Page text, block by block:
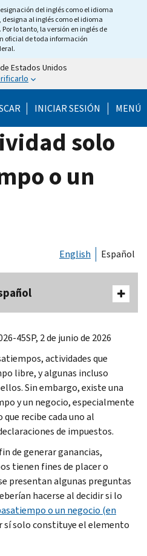
del inglés como el idioma
designa al inglés como el idioma
lo tanto, la versión en inglés de
oficial de toda información
Estados Unidos
INICIAR SESIÓN MENÚ
solo
o un
English Español
45SP, 2 de junio de 2026
actividades que
libre, y algunas incluso
Sin embargo, existe una
y un negocio, especialmente
recibe cada uno al
de impuestos.
de generar ganancias,
tienen fines de placer o
presentan algunas preguntas
hacerse al decidir si lo
o un negocio (en
sí solo constituye el elemento